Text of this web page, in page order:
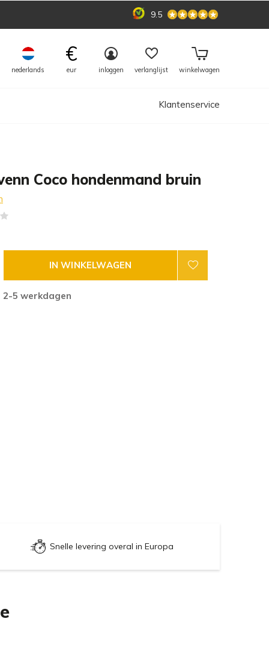
nederlands
€
eur inloggen verlanglijst winkelwagen
Klantenservice
9.5
Coco hondenmand bruin
IN WINKELWAGEN
2-5 werkdagen
Snelle levering overal in Europa